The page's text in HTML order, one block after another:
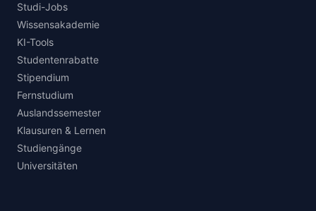
Studi-Jobs
Wissensakademie
KI-Tools
Studentenrabatte
Stipendium
Fernstudium
Auslandssemester
Klausuren & Lernen
Studiengänge
Universitäten